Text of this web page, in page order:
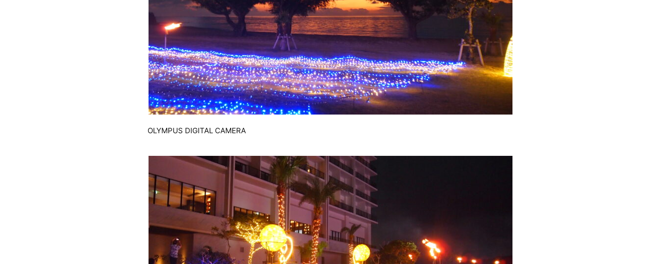
OLYMPUS DIGITAL CAMERA